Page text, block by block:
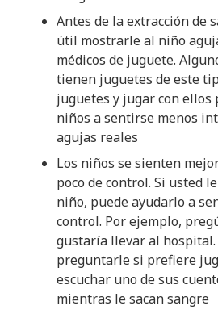
Antes de la extracción de
útil mostrarle al niño
médicos de juguete.
tienen juguetes de este
juguetes y jugar con ellos
niños a sentirse menos
agujas reales
Los niños se sienten
poco de control. Si usted
niño, puede ayudarlo a
control. Por ejemplo,
gustaría llevar al
preguntarle si prefiere
escuchar uno de sus
mientras le sacan sangre